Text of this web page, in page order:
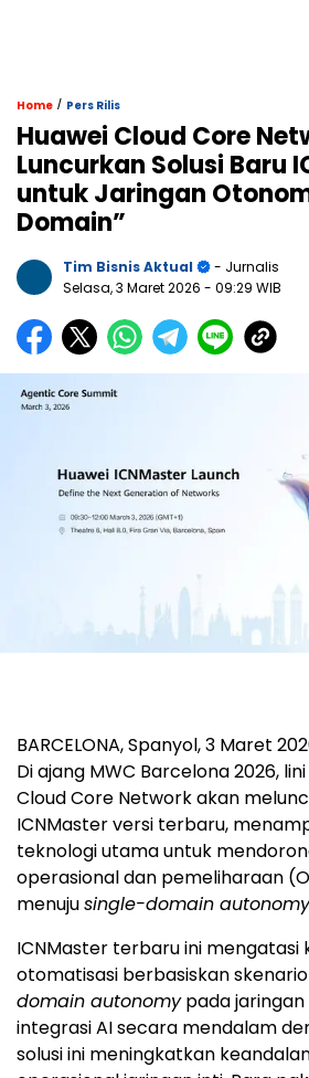
Home / Pers Rilis
Huawei Cloud Core
Luncurkan Solusi Baru
untuk Jaringan
Domain”
Tim Bisnis Aktual
- Jurnalis
Selasa, 3 Maret 2026 - 09:29 WIB
BARCELONA, Spanyol, 3 Maret
Di ajang MWC Barcelona 2026,
Cloud Core Network akan
ICNMaster versi terbaru,
teknologi utama untuk
operasional dan pemeliharaan
menujusingle-domain autonomy
ICNMaster terbaru ini mengatasi
otomatisasi berbasiskan
domain autonomypada jaringan
integrasi AI secara mendalam
solusi ini meningkatkan